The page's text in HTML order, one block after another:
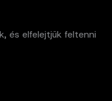
és elfelejtjük feltenni